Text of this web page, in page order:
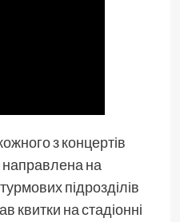
з концертів
направлена на
підрозділів
квитки на стадіонні